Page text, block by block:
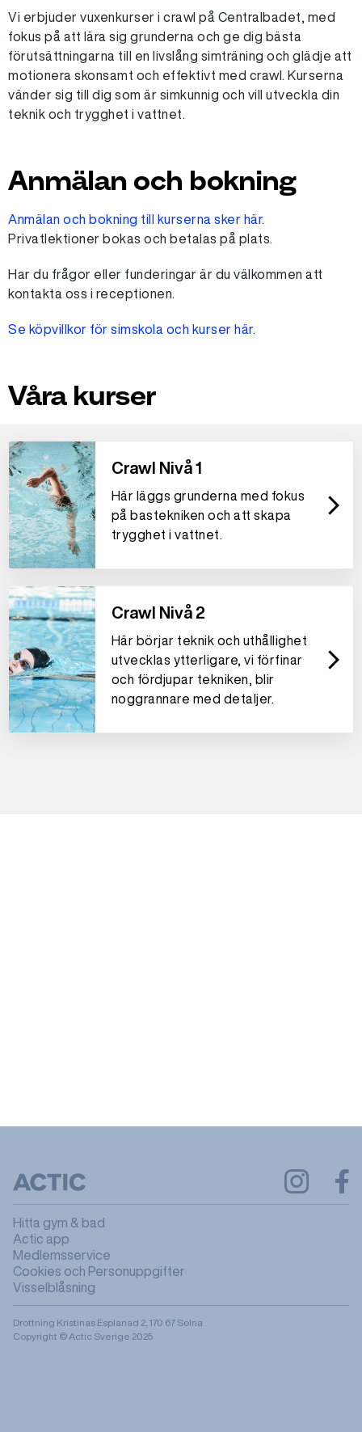
Vi erbjuder vuxenkurser i crawl på Centralbadet, med
fokus på att lära sig grunderna och ge dig bästa
förutsättningarna till en livslång simträning och glädje att
motionera skonsamt och effektivt med crawl. Kurserna
vänder sig till dig som är simkunnig och vill utveckla din
teknik och trygghet i vattnet.
Anmälan och bokning
Anmälan och bokning till kurserna sker här.
Privatlektioner bokas och betalas på plats.
Har du frågor eller funderingar är du välkommen att
kontakta oss i receptionen.
Se köpvillkor för simskola och kurser här.
Våra kurser
Crawl Nivå 1
Här läggs grunderna med fokus
på bastekniken och att skapa
trygghet i vattnet.
arrow_forward_ios
Crawl Nivå 2
Här börjar teknik och uthållighet
utvecklas ytterligare, vi förfinar
och fördjupar tekniken, blir
noggrannare med detaljer.
arrow_forward_ios
Hitta gym & bad
Actic app
Medlemsservice
Cookies och Personuppgifter
Visselblåsning
Drottning Kristinas Esplanad 2, 170 67 Solna
Copyright © Actic Sverige 2025